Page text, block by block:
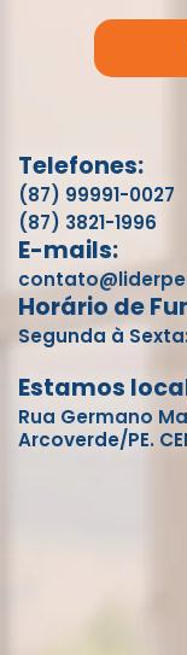
Telefones:
(87) 99991-0027
(87) 3821-1996
E-mails:
Horário de
Segunda à
Estamos
Rua Germano
Arcoverde/PE.